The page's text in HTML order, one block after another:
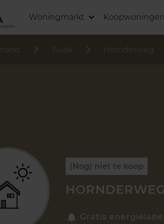
Woningmarkt Koopwoningen
Twisk Hornderweg
(Nog) niet te koop
Gratis